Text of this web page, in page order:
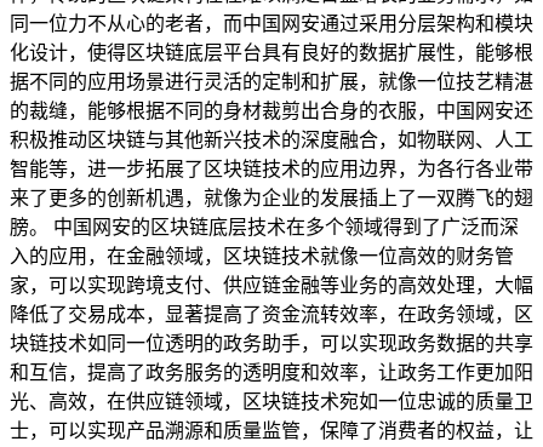
同一位力不从心的老者，而中国网安通过采用分层架构和模块
化设计，使得区块链底层平台具有良好的数据扩展性，能够根
据不同的应用场景进行灵活的定制和扩展，就像一位技艺精湛
的裁缝，能够根据不同的身材裁剪出合身的衣服，中国网安还
积极推动区块链与其他新兴技术的深度融合，如物联网、人工
智能等，进一步拓展了区块链技术的应用边界，为各行各业带
来了更多的创新机遇，就像为企业的发展插上了一双腾飞的翅
膀。 中国网安的区块链底层技术在多个领域得到了广泛而深
入的应用，在金融领域，区块链技术就像一位高效的财务管
家，可以实现跨境支付、供应链金融等业务的高效处理，大幅
降低了交易成本，显著提高了资金流转效率，在政务领域，区
块链技术如同一位透明的政务助手，可以实现政务数据的共享
和互信，提高了政务服务的透明度和效率，让政务工作更加阳
光、高效，在供应链领域，区块链技术宛如一位忠诚的质量卫
士，可以实现产品溯源和质量监管，保障了消费者的权益，让